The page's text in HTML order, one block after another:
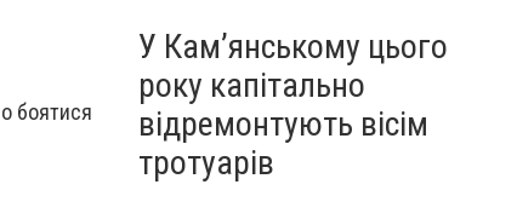
боятися
У Кам’янському цього
року капітально
відремонтують вісім
тротуарів